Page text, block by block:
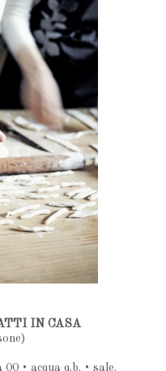
IN CASA
• acqua q.b. • sale.